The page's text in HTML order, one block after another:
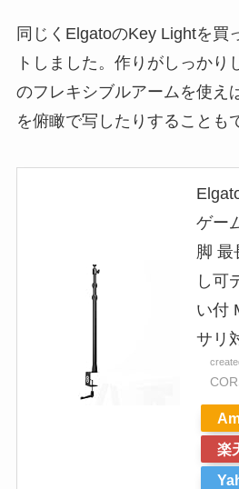
同じくElgatoのKey Lightを買
トしました。作りがしっかり
のフレキシブルアームを使え
を俯瞰で写したりすることも
ゲー
脚 最
し可
い付
サリ
楽